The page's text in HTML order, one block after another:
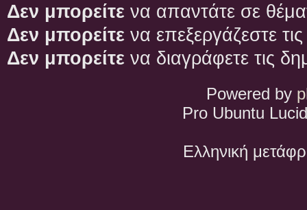
Δεν μπορείτε να απαντάτε σε
Δεν μπορείτε να επεξεργάζεστε
Δεν μπορείτε να διαγράφετε τις
Powered by
Pro Ubuntu
Ελληνική